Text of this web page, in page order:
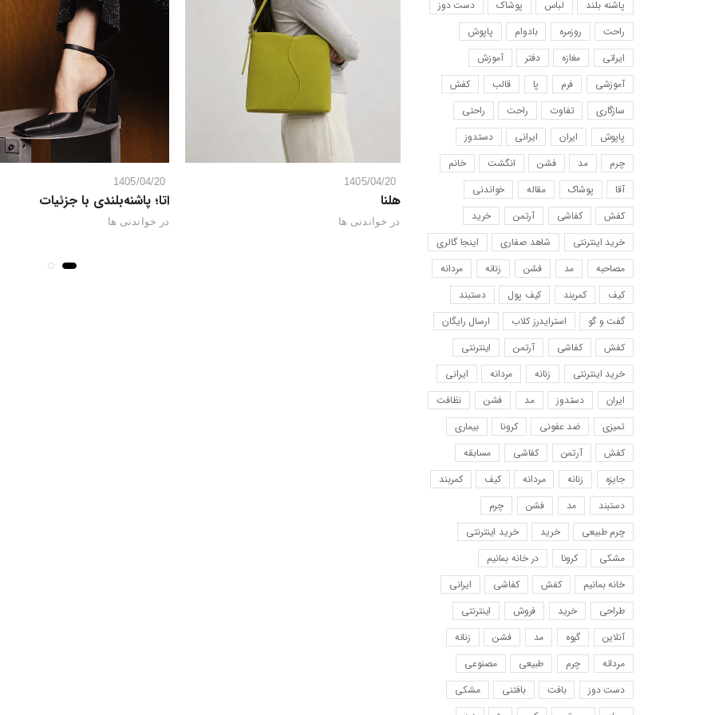
پاشنه بلند
لباس پوشاک
دست دوز
راحت
روزمره بادوام
پاپوش
ایرانی
مغازه دفتر
آموزش
آموزشی
فرم پا قالب
کفش
سازگاری
تفاوت راحت
راحتی
پاپوش
ایران ایرانی
دستدوز
چرم
مد فشن انگشت
خانم
آقا
پوشاک مقاله
خواندنی
کفش
کفاشی آرتمن
خرید
خرید اینترنتی
شاهد صفاری
اینجا گالری
مصاحبه
مد فشن زنانه
مردانه
کیف
کمربند کیف پول
دستبند
گفت و گو
استرایدرز کلاب
ارسال رایگان
کفش
کفاشی آرتمن
اینترنتی
خرید اینترنتی
زنانه مردانه
ایرانی
ایران
دستدوز مد فشن
نظافت
تمیزی
ضد عفونی کرونا
بیماری
کفش
آرتمن کفاشی
مسابقه
جایزه
زنانه مردانه کیف
کمربند
دستبند
مد فشن
چرم
چرم طبیعی
خرید
خرید اینترنتی
مشکی
کرونا
در خانه بمانیم
خانه بمانیم
کفش کفاشی
ایرانی
طراحی
خرید فروش
اینترنتی
آنلاین
گیوه مد فشن
زنانه
مردانه
چرم طبیعی
مصنوعی
دست دوز
بافت بافتنی
مشکی
1405/04/20
هلنا
در خواندنی ها
1405/04/20
اتا؛ پاشنه‌بلندی با جزئیات
در خواندنی ها